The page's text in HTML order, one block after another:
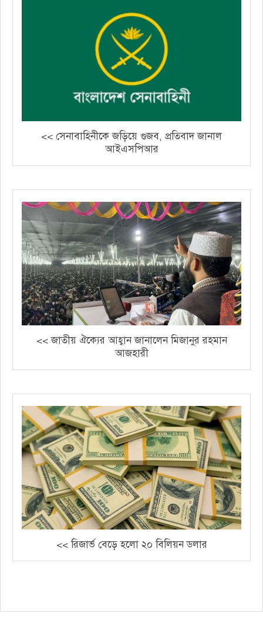
<< সেনাবাহিনীকে জড়িয়ে গুজব, প্রতিবাদ জানাল
আইএসপিআর
<< জাতীয় ঐক্যের আহ্বান জানালেন মিজানুর রহমান
আজহারী
<< রিজার্ভ বেড়ে হলো ২০ বিলিয়ন ডলার